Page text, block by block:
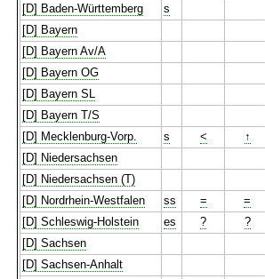
[D] Baden-Württemberg
s
[D] Bayern
[D] Bayern Av/A
[D] Bayern OG
[D] Bayern SL
[D] Bayern T/S
[D] Mecklenburg-Vorp.
s < ↑
[D] Niedersachsen
[D] Niedersachsen (T)
[D] Nordrhein-Westfalen
ss = =
[D] Schleswig-Holstein
es ? ?
[D] Sachsen
[D] Sachsen-Anhalt